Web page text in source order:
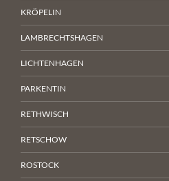
KRÖPELIN
LAMBRECHTSHAGEN
LICHTENHAGEN
PARKENTIN
RETHWISCH
RETSCHOW
ROSTOCK